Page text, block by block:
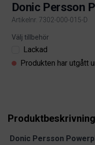
Donic Persson
Artikelnr. 7302-000-015-D
Product information
Välj tillbehör
Lackad
Produkten har utgått
Produktbeskrivning
Donic Persson